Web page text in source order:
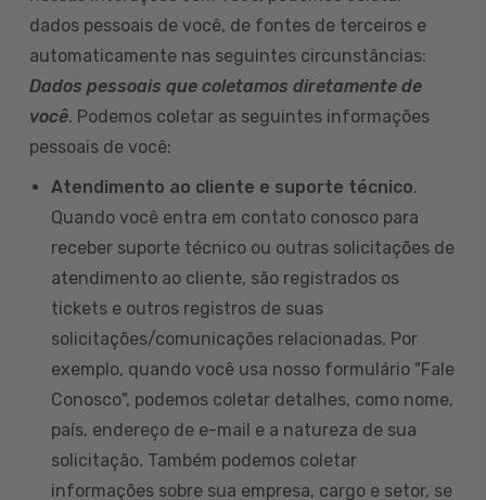
dados pessoais de você, de fontes de terceiros e
automaticamente nas seguintes circunstâncias:
Dados pessoais que coletamos diretamente de
você. Podemos coletar as seguintes informações
pessoais de você:
Atendimento ao cliente e suporte técnico.
Quando você entra em contato conosco para
receber suporte técnico ou outras solicitações de
atendimento ao cliente, são registrados os
tickets e outros registros de suas
solicitações/comunicações relacionadas. Por
exemplo, quando você usa nosso formulário "Fale
Conosco", podemos coletar detalhes, como nome,
país, endereço de e-mail e a natureza de sua
solicitação. Também podemos coletar
informações sobre sua empresa, cargo e setor, se